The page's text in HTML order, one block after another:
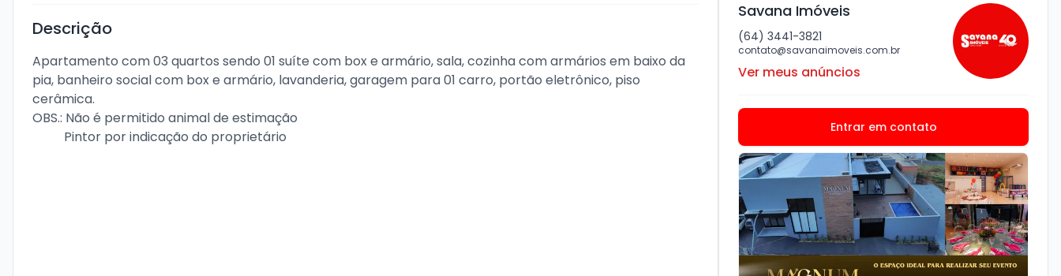
Descrição
Apartamento com 03 quartos sendo 01 suíte com box e armário, sala, cozinha com armários em baixo da
pia, banheiro social com box e armário, lavanderia, garagem para 01 carro, portão eletrônico, piso
cerâmica.
OBS.: Não é permitido animal de estimação
          Pintor por indicação do proprietário
Savana Imóveis
(64) 3441-3821
contato@savanaimoveis.com.br
Ver meus anúncios
Entrar em contato